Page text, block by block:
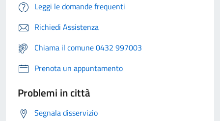
Leggi le domande frequenti
Richiedi Assistenza
Chiama il comune 0432 997003
Prenota un appuntamento
Problemi in città
Segnala disservizio